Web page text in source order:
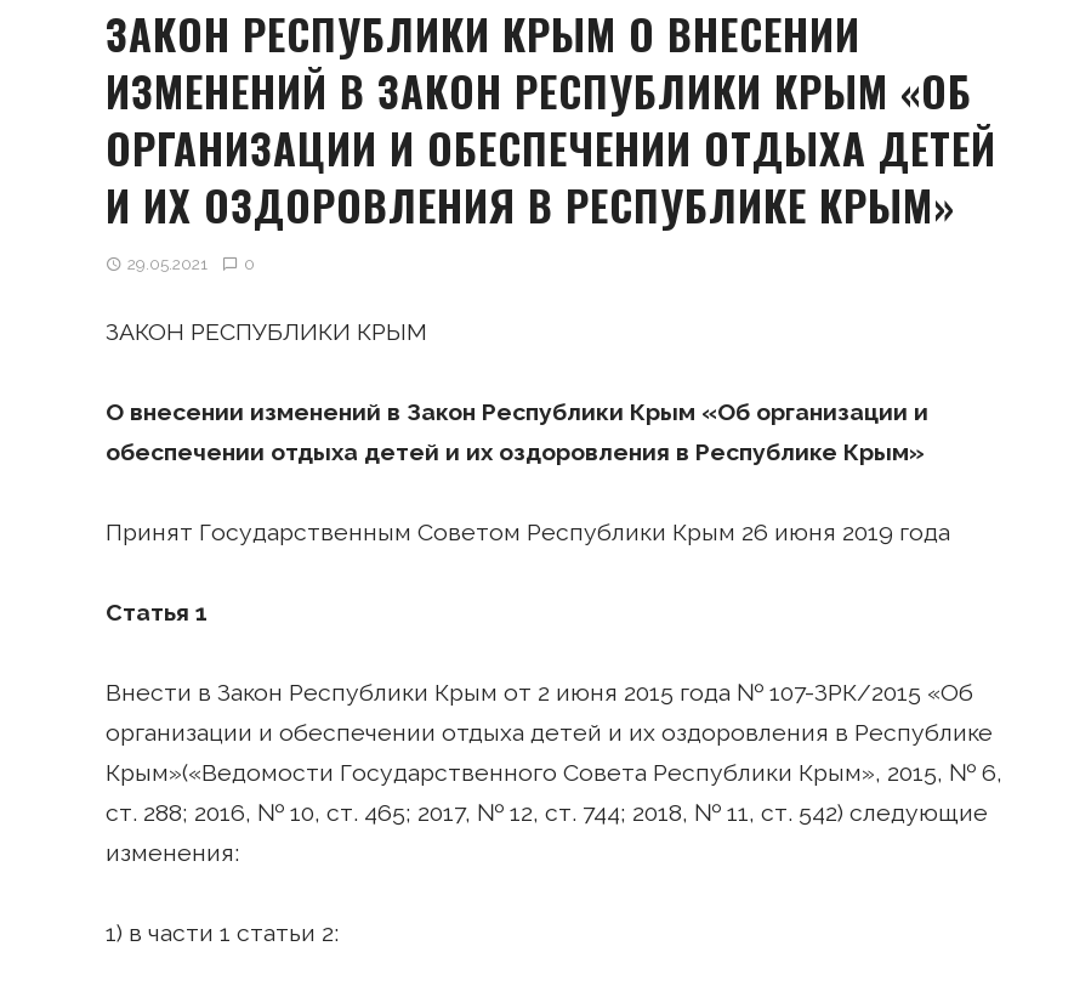
ЗАКОН РЕСПУБЛИКИ КРЫМ О ВНЕСЕНИИ
ИЗМЕНЕНИЙ В ЗАКОН РЕСПУБЛИКИ КРЫМ «ОБ
ОРГАНИЗАЦИИ И ОБЕСПЕЧЕНИИ ОТДЫХА ДЕТЕЙ
И ИХ ОЗДОРОВЛЕНИЯ В РЕСПУБЛИКЕ КРЫМ»
29.05.2021 0
ЗАКОН РЕСПУБЛИКИ КРЫМ
О внесении изменений в Закон Республики Крым «Об организации и
обеспечении отдыха детей и их оздоровления в Республике Крым»
Принят Государственным Советом Республики Крым 26 июня 2019 года
Статья 1
Внести в Закон Республики Крым от 2 июня 2015 года № 107-ЗРК/2015 «Об
организации и обеспечении отдыха детей и их оздоровления в Республике
Крым»(«Ведомости Государственного Совета Республики Крым», 2015, № 6,
ст. 288; 2016, № 10, ст. 465; 2017, № 12, ст. 744; 2018, № 11, ст. 542) следующие
изменения:
1) в части 1 статьи 2: